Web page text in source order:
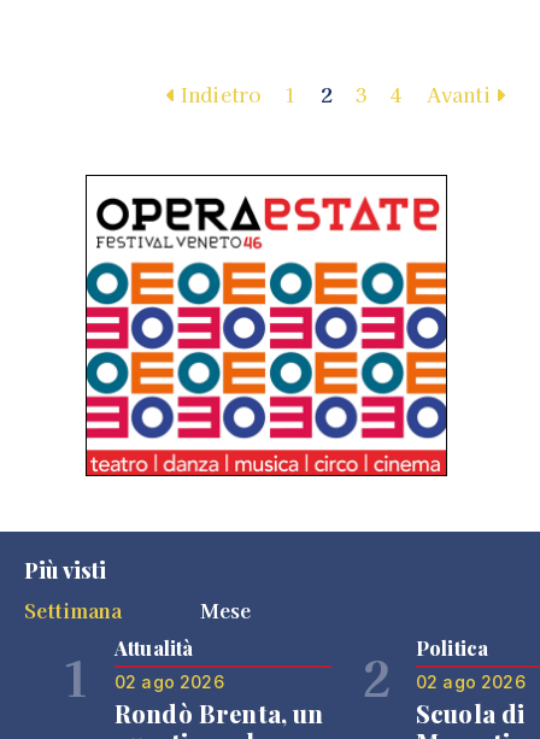
Indietro 1 2 3 4 Avanti
Più visti
Settimana
Mese
1 Attualità
02 ago 2026
Rondò Brenta, un
2 Politica
02 ago 2026
Scuola di